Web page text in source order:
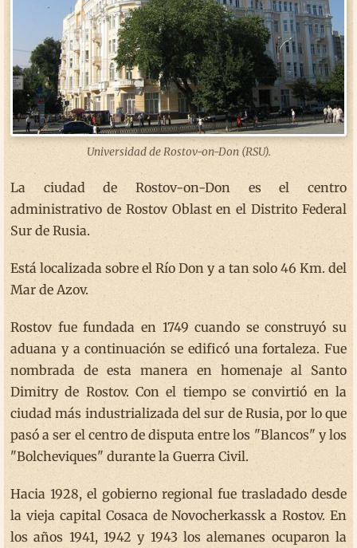
Universidad de Rostov-on-Don (RSU).
La ciudad de Rostov-on-Don es el centro
administrativo de Rostov Oblast en el Distrito Federal
Sur de Rusia.
Está localizada sobre el Río Don y a tan solo 46 Km. del
Mar de Azov.
Rostov fue fundada en 1749 cuando se construyó su
aduana y a continuación se edificó una fortaleza. Fue
nombrada de esta manera en homenaje al Santo
Dimitry de Rostov. Con el tiempo se convirtió en la
ciudad más industrializada del sur de Rusia, por lo que
pasó a ser el centro de disputa entre los "Blancos" y los
"Bolcheviques" durante la Guerra Civil.
Hacia 1928, el gobierno regional fue trasladado desde
la vieja capital Cosaca de Novocherkassk a Rostov. En
los años 1941, 1942 y 1943 los alemanes ocuparon la